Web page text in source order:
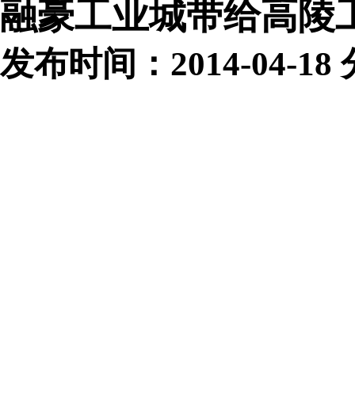
融豪工业城带给高陵
发布时间：2014-04-18